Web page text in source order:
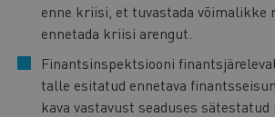
enne kriisi, et tuvastada võimalikke
ennetada kriisi arengut.
Finantsinspektsiooni
talle esitatud ennetava
kava vastavust seaduses